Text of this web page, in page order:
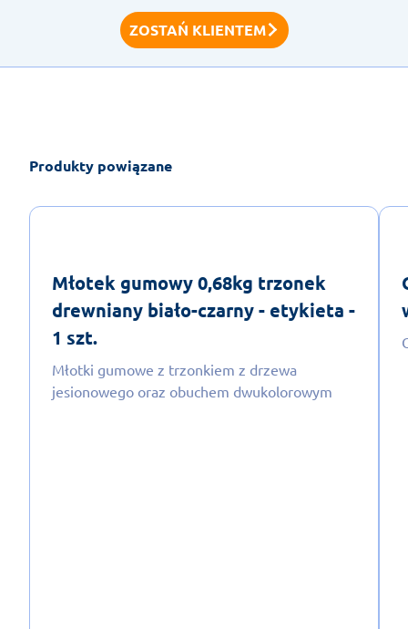
ZOSTAŃ KLIENTEM
Produkty powiązane
Młotek gumowy 0,68kg trzonek
drewniany biało-czarny - etykieta -
1 szt.
Młotki gumowe z trzonkiem z drzewa
jesionowego oraz obuchem dwukolorowym